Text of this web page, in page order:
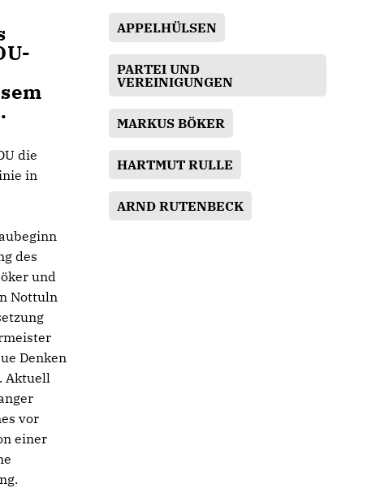
die
in
des
und
Nottuln
Denken
Aktuell
vor
einer
APPELHÜLSEN
PARTEI UND
VEREINIGUNGEN
MARKUS BÖKER
HARTMUT RULLE
ARND RUTENBECK